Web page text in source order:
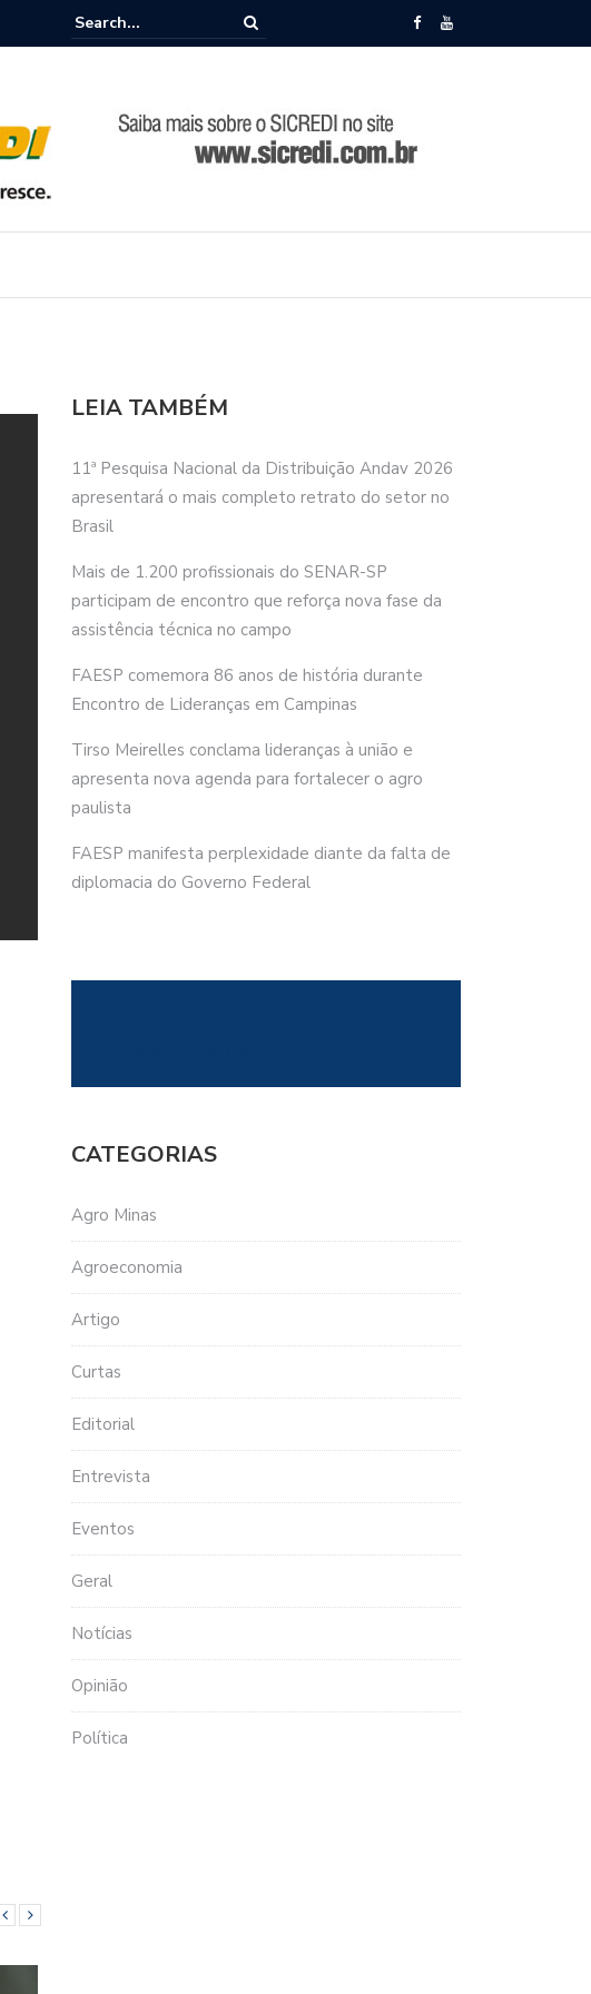
FAESP comemora 86 anos de história durante Encontro de Lideranças em
LEIA TAMBÉM
11ª Pesquisa Nacional da Distribuição Andav 2026
apresentará o mais completo retrato do setor no
Brasil
Mais de 1.200 profissionais do SENAR-SP
participam de encontro que reforça nova fase da
assistência técnica no campo
FAESP comemora 86 anos de história durante
Encontro de Lideranças em Campinas
Tirso Meirelles conclama lideranças à união e
apresenta nova agenda para fortalecer o agro
paulista
FAESP manifesta perplexidade diante da falta de
diplomacia do Governo Federal
CATEGORIAS
Agro Minas
Agroeconomia
Artigo
Curtas
Editorial
Entrevista
Eventos
Geral
Notícias
Opinião
Política